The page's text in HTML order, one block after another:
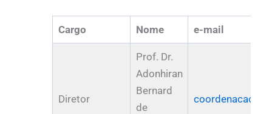
Cargo Nome e-mail
Diretor
Prof. Dr.
Adonhiran
Bernard
de